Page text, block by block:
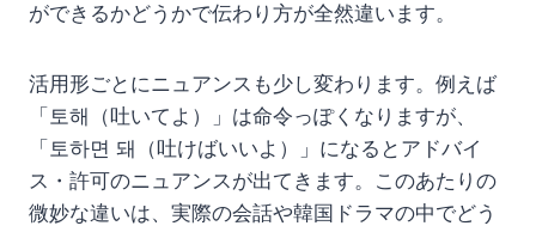
ができるかどうかで伝わり方が全然違います。
活用形ごとにニュアンスも少し変わります。例えば
「토해（吐いてよ）」は命令っぽくなりますが、
「토하면 돼（吐けばいいよ）」になるとアドバイ
ス・許可のニュアンスが出てきます。このあたりの
微妙な違いは、実際の会話や韓国ドラマの中でどう